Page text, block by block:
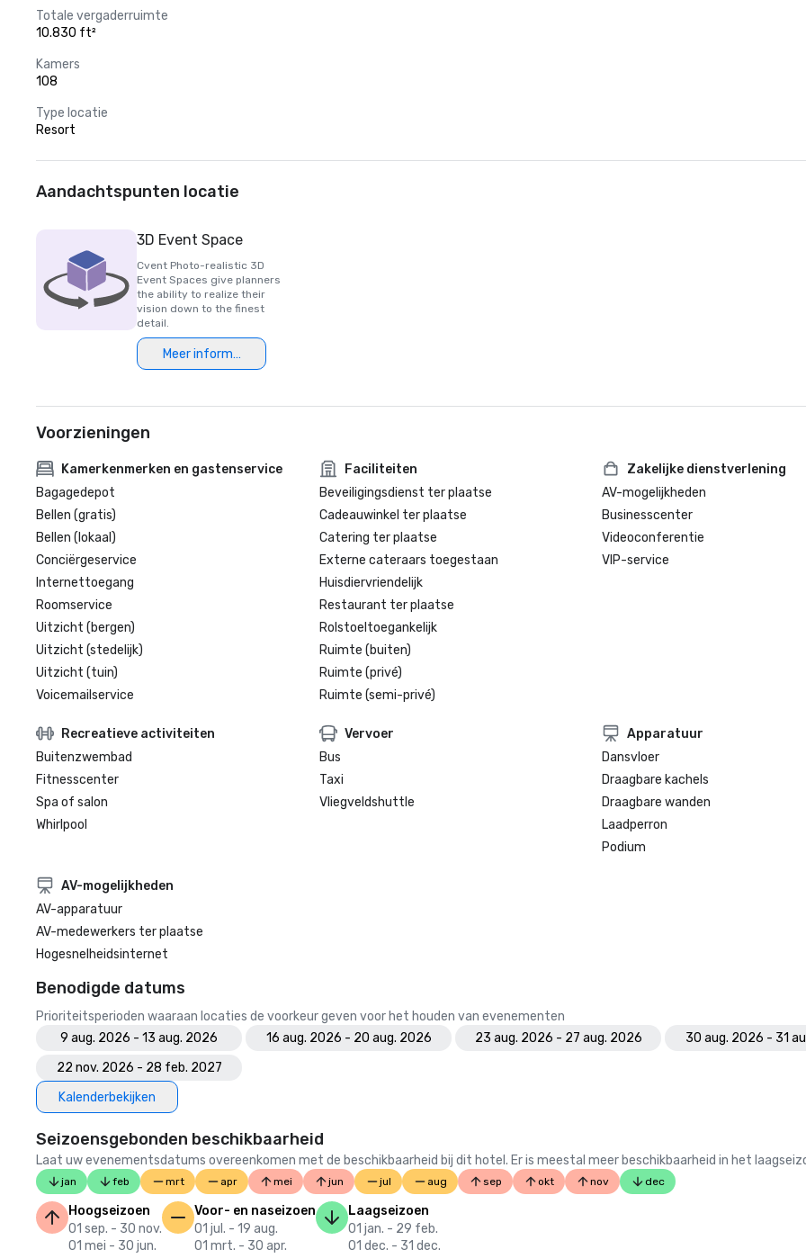
Totale vergaderruimte
10.830 ft²
Kamers
108
Type locatie
Resort
Aandachtspunten locatie
3D Event Space
Cvent Photo-realistic 3D
Event Spaces give planners
the ability to realize their
vision down to the finest
detail.
Meer informatie
Voorzieningen
Kamerkenmerken en gastenservice
Bagagedepot
Bellen (gratis)
Bellen (lokaal)
Conciërgeservice
Internettoegang
Roomservice
Uitzicht (bergen)
Uitzicht (stedelijk)
Uitzicht (tuin)
Voicemailservice
Faciliteiten
Beveiligingsdienst ter plaatse
Cadeauwinkel ter plaatse
Catering ter plaatse
Externe cateraars toegestaan
Huisdiervriendelijk
Restaurant ter plaatse
Rolstoeltoegankelijk
Ruimte (buiten)
Ruimte (privé)
Ruimte (semi-privé)
Zakelijke dienstverlening
AV-mogelijkheden
Businesscenter
Videoconferentie
VIP-service
Recreatieve activiteiten
Buitenzwembad
Fitnesscenter
Spa of salon
Whirlpool
Vervoer
Bus
Taxi
Vliegveldshuttle
Apparatuur
Dansvloer
Draagbare kachels
Draagbare wanden
Laadperron
Podium
AV-mogelijkheden
AV-apparatuur
AV-medewerkers ter plaatse
Hogesnelheidsinternet
Benodigde datums
Prioriteitsperioden waaraan locaties de voorkeur geven voor het houden van evenementen
9 aug. 2026 - 13 aug. 2026
16 aug. 2026 - 20 aug. 2026 23 aug. 2026 - 27 aug. 2026
30 aug. 2026 - 31
22 nov. 2026 - 28 feb. 2027
Kalenderbekijken
Seizoensgebonden beschikbaarheid
Laat uw evenementsdatums overeenkomen met de beschikbaarheid bij dit hotel. Er is meestal meer beschikbaarheid in het
jan feb mrt apr mei jun jul aug sep okt nov dec
Hoogseizoen
01 sep. - 30 nov.
01 mei - 30 jun.
Voor- en naseizoen
01 jul. - 19 aug.
01 mrt. - 30 apr.
Laagseizoen
01 jan. - 29 feb.
01 dec. - 31 dec.